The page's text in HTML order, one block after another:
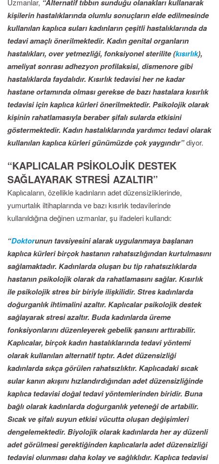
Uzmanlar, “Alternatif tıbbın sunduğu olanakları kullanarak
kişilerin hastalıklarında olumlu sonuçların elde edilmesinde
kullanılan kaplıca suları kadınların çeşitli hastalıklarında da
tedavi amaçlı önerilmektedir. Kadın genital organların
hastalıkları, over yetmezliği, fonksiyonel sterilite (kısırlık),
ameliyat sonrası adhezyon profilaksisi, dismenore gibi
hastalıklarda faydalıdır. Kısırlık tedavisi her ne kadar
hastane ortamında olması gerekse de bazı hastalara kısırlık
tedavisi için kaplıca kürleri önerilmektedir. Psikolojik olarak
kişinin rahatlamasıyla beraber şifalı sularda etkisini
göstermektedir. Kadın hastalıklarında yardımcı tedavi olarak
kullanılan kaplıca kürleri günümüzde çok yaygındır”diyor.
“KAPLICALAR PSİKOLOJİK DESTEK
SAĞLAYARAK STRESİ AZALTIR”
Kaplıcaların, özellikle kadınların adet düzensizliklerinde,
yumurtalık iltihaplarında ve bazı kısırlık tedavilerinde
kullanıldığına değinen uzmanlar, şu ifadeleri kullandı:
“Doktorunun tavsiyesini alarak uygulanmaya başlanan
kaplıca kürleri birçok hastanın rahatsızlığından kurtulmasını
sağlamaktadır. Kadınlarda oluşan bu tip rahatsızlıklarda
hastanın psikolojik olarak da rahatlamasını sağlar. Kısırlık
ile psikolojik stres bir biriyle ilişkilidir. Stres kadınlarda
doğurganlık ihtimalini azaltır. Kaplıcalar psikolojik destek
sağlayarak stresi azaltır. Buda kadınlarda üreme
fonksiyonlarını düzenleyerek gebelik şansını arttırabilir.
Kaplıcalar, birçok kadın hastalıklarında tedavi yöntemi
olarak kullanılan alternatif tıptır. Adet düzensizliği
kadınlarda sıkça görülen rahatsızlıktır. Kaplıcadaki sıcak
sular kanın akışını hızlandırdığından adet düzensizliğinde
kaplıca tedavisi doğal tedavi yöntemlerinden biridir. Buna
bağlı olarak kadınlarda doğurganlık yeteneği de artabilir.
Sıcak ve şifalı suyun etkisi vücutta oluşan değişimleri
dengelemektedir. Biyolojik olarak kadınlarda her ay düzenli
adet görülmesi gerektiğinden kaplıcalarla adet düzensizliği
tedavisi olunması daha kolay ve sağlıklıdır. Kaplıca tedavisi